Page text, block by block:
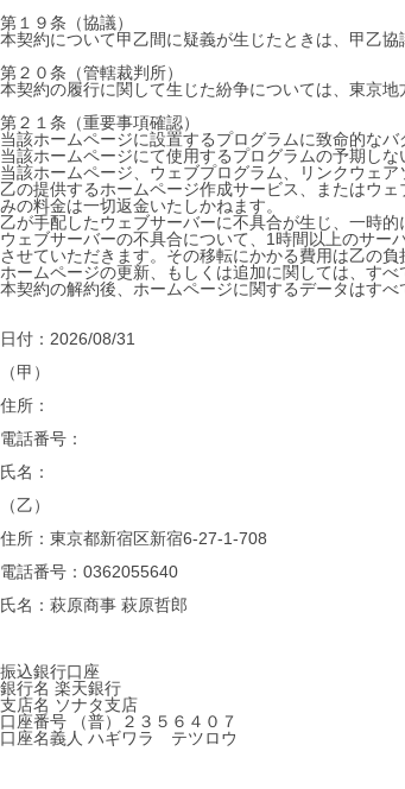
第１９条（協議）
本契約について甲乙間に疑義が生じたときは、甲乙
第２０条（管轄裁判所）
本契約の履行に関して生じた紛争については、東京
第２１条（重要事項確認）
当該ホームページに設置するプログラムに致命的な
当該ホームページにて使用するプログラムの予期し
当該ホームページ、ウェブプログラム、リンクウェ
乙の提供するホームページ作成サービス、またはウ
みの料金は一切返金いたしかねます。
乙が手配したウェブサーバーに不具合が生じ、一時
ウェブサーバーの不具合について、1時間以上のサー
させていただきます。その移転にかかる費用は乙の
ホームページの更新、もしくは追加に関しては、す
本契約の解約後、ホームページに関するデータはす
日付：2026/08/31
（甲）
住所：
電話番号：
氏名：
（乙）
住所：東京都新宿区新宿6-27-1-708
電話番号：0362055640
氏名：萩原商事 萩原哲郎
振込銀行口座
銀行名 楽天銀行
支店名 ソナタ支店
口座番号 （普）２３５６４０７
口座名義人 ハギワラ テツロウ